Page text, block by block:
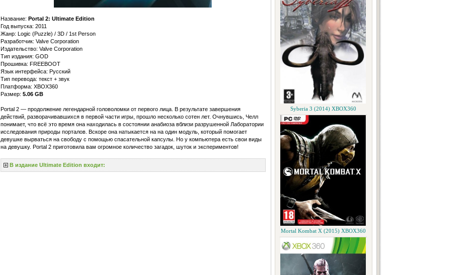
Syberia 3 (2014) XBOX360
Mortal Kombat X (2015) XBOX360
Название: Portal 2: Ultimate Edition
Год выпуска: 2011
Жанр: Logic (Puzzle) / 3D / 1st Person
Разработчик: Valve Corporation
Издательство: Valve Corporation
Тип издания: GOD
Прошивка: FREEBOOT
Язык интерфейса: Русский
Тип перевода: текст + звук
Платформа: XBOX360
Размер: 5.06 GB
Portal 2 — продолжение легендарной головоломки от первого лица. В результате завершения
действий, разворачивавшихся в первой части игры, прошло несколько сотен лет. Очнувшись, Челл
понимает, что всё это время она находилась в состоянии анабиоза вблизи разрушенной Лаборатории
исследования природы порталов. Вскоре она натыкается на на один модуль, который помогает
девушке вырваться на свободу с помощью спасательной капсулы. Но у компьютера есть свои виды
на девушку. Portal 2 приготовила вам огромное количество загадок, шуток и экспериментов!
В издание Ultimate Edition входит: